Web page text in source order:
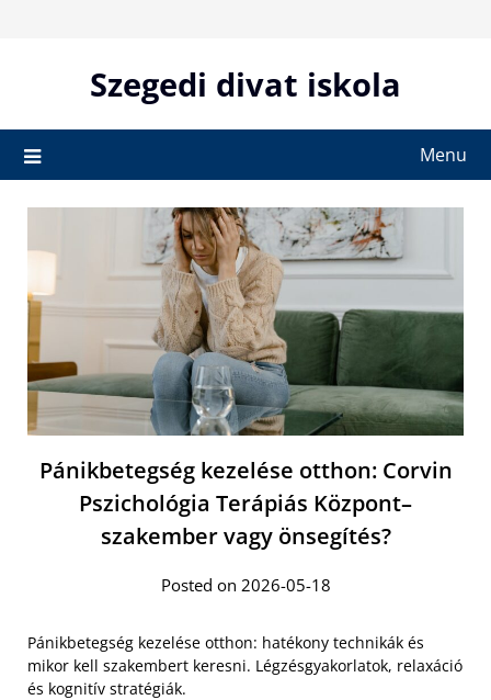
Szegedi divat iskola
Menu
Pánikbetegség kezelése otthon: Corvin
Pszichológia Terápiás Központ–
szakember vagy önsegítés?
Posted on 2026-05-18
Pánikbetegség kezelése otthon: hatékony technikák és
mikor kell szakembert keresni. Légzésgyakorlatok, relaxáció
és kognitív stratégiák.